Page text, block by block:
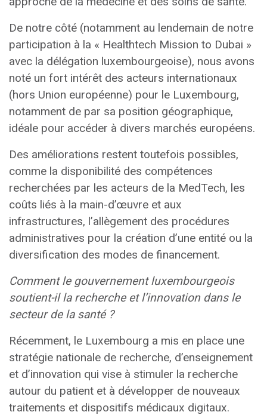
De notre côté (notamment au lendemain de notre
participation à la « Healthtech Mission to Dubai »
avec la délégation luxembourgeoise), nous avons
noté un fort intérêt des acteurs internationaux
(hors Union européenne) pour le Luxembourg,
notamment de par sa position géographique,
idéale pour accéder à divers marchés européens.
Des améliorations restent toutefois possibles,
comme la disponibilité des compétences
recherchées par les acteurs de la MedTech, les
coûts liés à la main-d’œuvre et aux
infrastructures, l’allègement des procédures
administratives pour la création d’une entité ou la
diversification des modes de financement.
Comment le gouvernement luxembourgeois
soutient-il la recherche et l’innovation dans le
secteur de la santé ?
Récemment, le Luxembourg a mis en place une
stratégie nationale de recherche, d’enseignement
et d’innovation qui vise à stimuler la recherche
autour du patient et à développer de nouveaux
traitements et dispositifs médicaux digitaux.